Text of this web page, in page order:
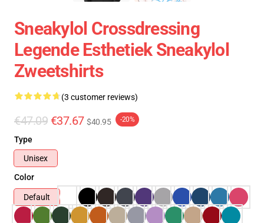
Sneakylol Crossdressing
Legende Esthetiek Sneakylol
Zweetshirts
(3 customer reviews)
€47.09 €37.67 $40.95 -20%
Type
Unisex
Color
Default